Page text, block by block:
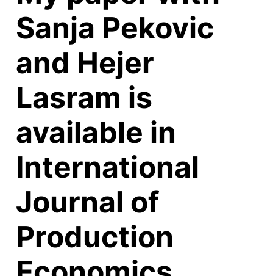
Sanja Pekovic
and Hejer
Lasram is
available in
International
Journal of
Production